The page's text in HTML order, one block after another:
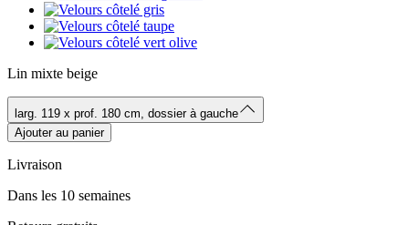
Lin mixte beige
larg. 119 x prof. 180 cm, dossier à gauche
Ajouter au panier
Livraison
Dans les 10 semaines